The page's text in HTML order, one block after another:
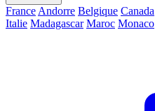
France Andorre Belgique Canada
Italie Madagascar Maroc Monaco